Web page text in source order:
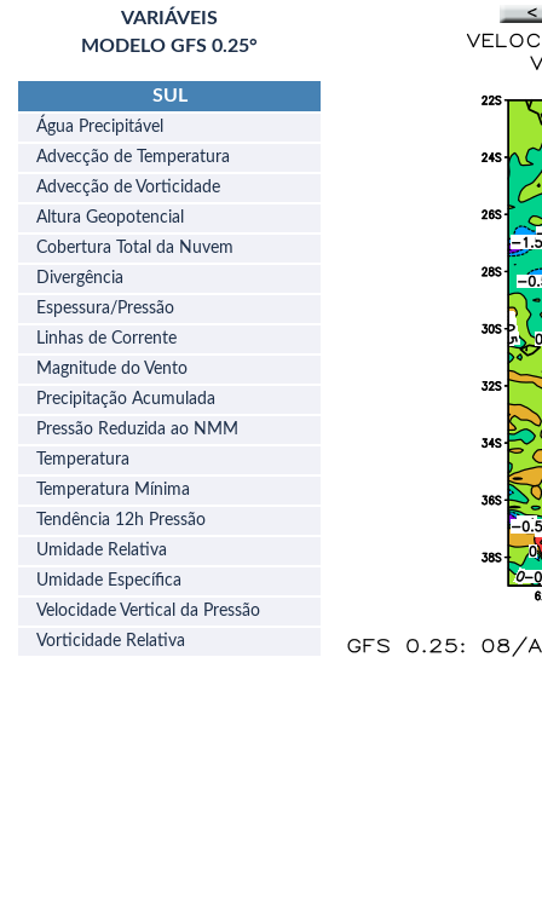
VARIÁVEIS
MODELO GFS 0.25°
SUL
Água Precipitável
Advecção de Temperatura
Advecção de Vorticidade
Altura Geopotencial
Cobertura Total da Nuvem
Divergência
Espessura/Pressão
Linhas de Corrente
Magnitude do Vento
Precipitação Acumulada
Pressão Reduzida ao NMM
Temperatura
Temperatura Mínima
Tendência 12h Pressão
Umidade Relativa
Umidade Específica
Velocidade Vertical da Pressão
Vorticidade Relativa